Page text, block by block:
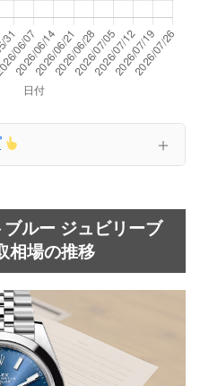
＋
ルー ジュビリーブ
相場の推移